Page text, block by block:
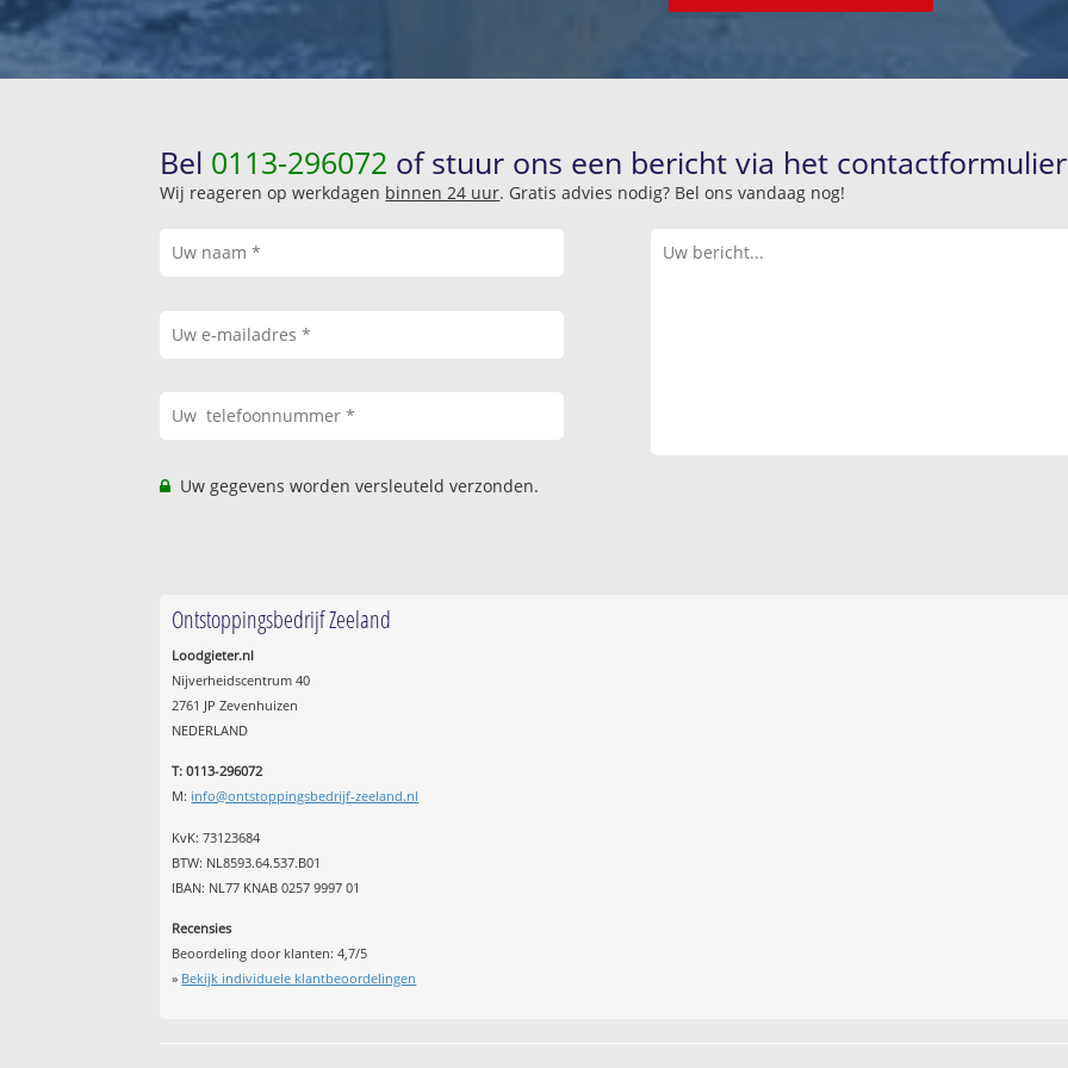
Bel 0113-296072 of stuur ons een bericht via het
Wij reageren op werkdagen binnen 24 uur. Gratis advies nodig? Bel ons vandaag nog!
Uw gegevens worden versleuteld verzonden.
Ontstoppingsbedrijf Zeeland
Loodgieter.nl
Nijverheidscentrum 40
2761 JP Zevenhuizen
NEDERLAND
T: 0113-296072
M: info@ontstoppingsbedrijf-zeeland.nl
KvK: 73123684
BTW: NL8593.64.537.B01
IBAN: NL77 KNAB 0257 9997 01
Recensies
Beoordeling door klanten:4,7/5
» Bekijk individuele klantbeoordelingen